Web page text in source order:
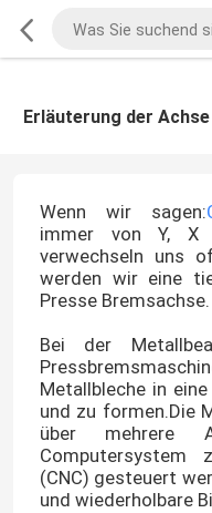
Erläuterung der
Wenn wir sagen:
immer von Y, X
verwechseln uns
werden wir eine
Presse Bremsachse.
Bei der
Metallbleche in
und zu formen.Die
über mehrere
Computersystem
(CNC) gesteuert
und wiederholbare